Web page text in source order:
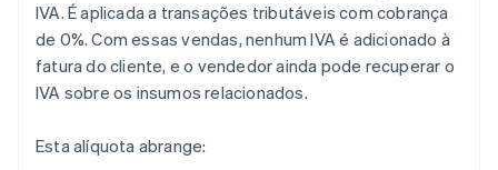
IVA. É aplicada a transações tributáveis com cobrança
de 0%. Com essas vendas, nenhum IVA é adicionado à
fatura do cliente, e o vendedor ainda pode recuperar o
IVA sobre os insumos relacionados.
Esta alíquota abrange: